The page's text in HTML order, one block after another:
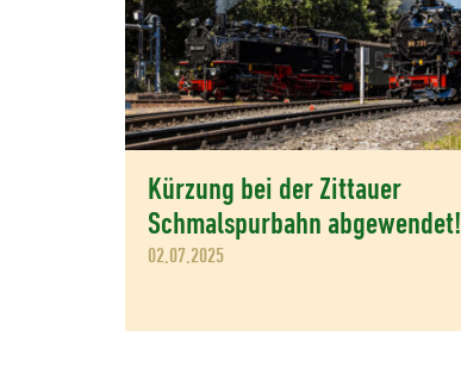
Kürzung bei der Zittauer
Schmalspurbahn abgewendet!
02.07.2025